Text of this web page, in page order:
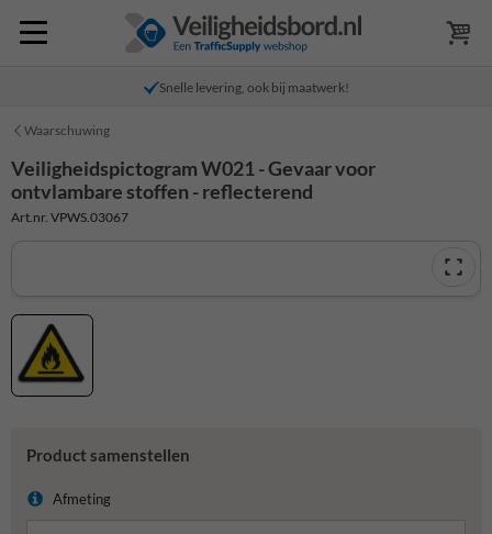
Snelle levering, ook bij maatwerk!
Waarschuwing
Veiligheidspictogram W021 - Gevaar voor
ontvlambare stoffen - reflecterend
Art.nr. VPWS.03067
Product samenstellen
Afmeting